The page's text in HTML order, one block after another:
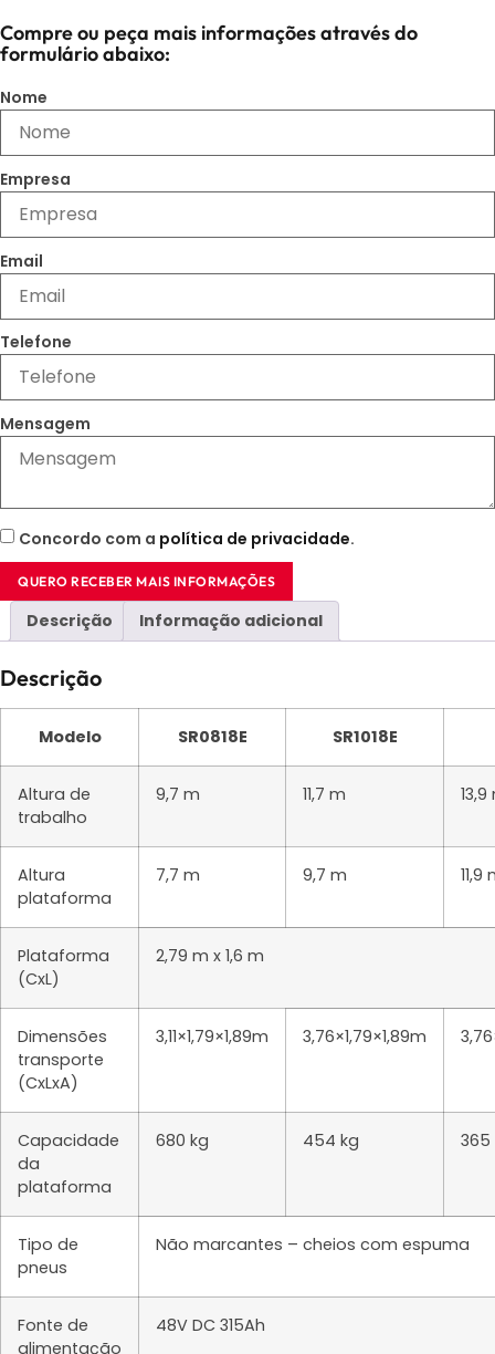
Compre ou peça mais informações através do
formulário abaixo:
Nome
Empresa
Email
Telefone
Mensagem
Concordo com a política de privacidade.
QUERO RECEBER MAIS INFORMAÇÕES
Descrição Informação adicional
Descrição
Modelo SR0818E SR1018E
Altura de
trabalho
9,7 m 11,7 m 13,9
Altura
plataforma
7,7 m 9,7 m 11,9
Plataforma
(CxL)
2,79 m x 1,6 m
Dimensões
transporte
(CxLxA)
3,11×1,79×1,89m 3,76×1,79×1,89m
Capacidade
da
plataforma
680 kg 454 kg 365
Tipo de
pneus
Não marcantes – cheios com espuma
Fonte de
alimentação
48V DC 315Ah